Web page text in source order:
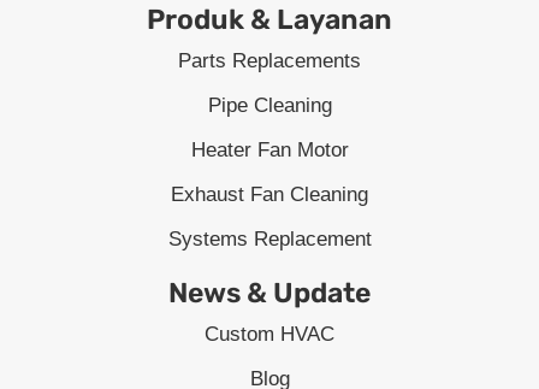
Produk & Layanan
Parts Replacements
Pipe Cleaning
Heater Fan Motor
Exhaust Fan Cleaning
Systems Replacement
News & Update
Custom HVAC
Blog